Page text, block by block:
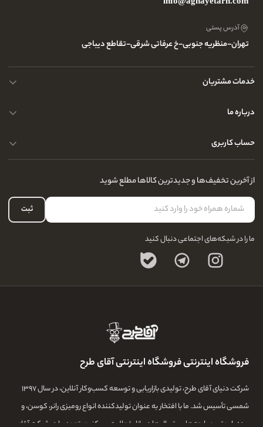
آدرس پستی
تهران-منظریه جنوبی-خ عرفاتی شرقی-تقاطع دیباجی
خدمات مشتریان
محصولات چرم
حریم خصوصی کاربران
درباره ما
تماس با ما
سوالات متداول
درباره ما
پرسش و پاسخ های متداول
مجله و بلاگ
حساب کاربری
لیست علاقه‌مندی
حساب کاربری
از آخرین تخفیف‌ها و جدیدترین کالاها مطلع شوید
ثبت
ما را در شبکه‌های اجتماعی دنبال کنید
فروشگاه اینترنتی فروشگاه اینترنتی آقای طرح
شرکت دنیای آقای طرح، تولیدی بازاریابی و توسعه کسب‌وکار آنلاین، در سال ۱۳۹۷
شمسی تأسیس شد. ما با افتخار به عنوان تولیدکننده انواع رومیزی رانر، کوسن، و
پرده با بهترین پارچه‌ها و متریال‌ها در بازار فعالیت می‌کنیم. تعهد ما در شرکت آقای